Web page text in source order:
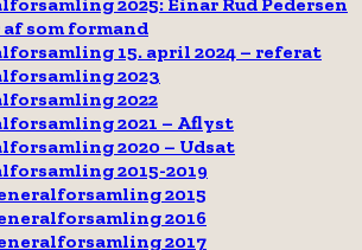
som formand
15. april 2024 – referat
2023
2022
2021 – Aflyst
2020 – Udsat
2015-2019
2015
2016
2017